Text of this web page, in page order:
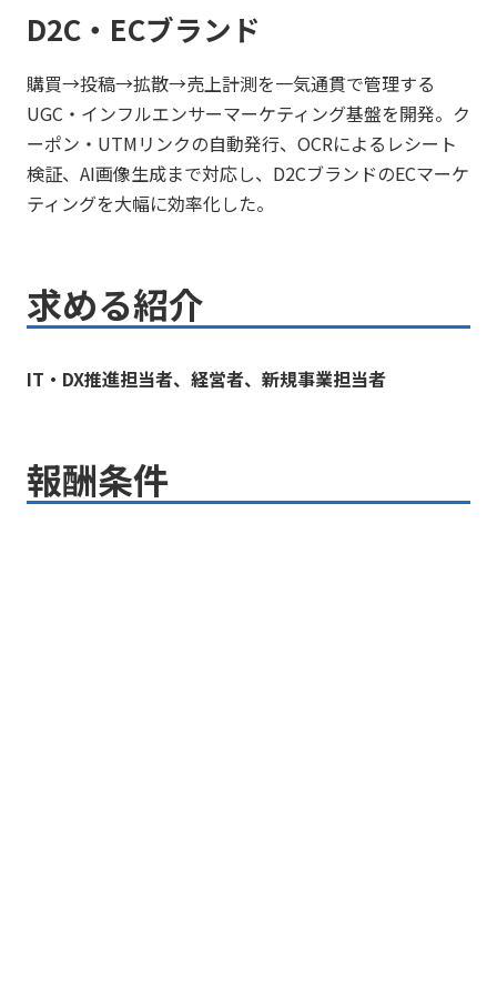
D2C・ECブランド
購買→投稿→拡散→売上計測を一気通貫で管理する
UGC・インフルエンサーマーケティング基盤を開発。ク
ーポン・UTMリンクの自動発行、OCRによるレシート
検証、AI画像生成まで対応し、D2CブランドのECマーケ
ティングを大幅に効率化した。
求める紹介
IT・DX推進担当者、経営者、新規事業担当者
報酬条件